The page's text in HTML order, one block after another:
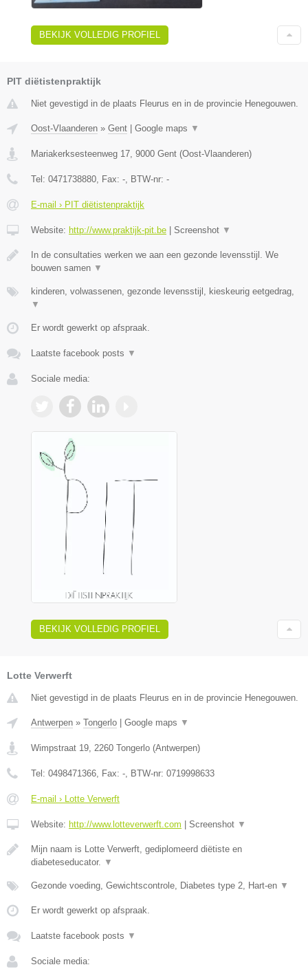
BEKIJK VOLLEDIG PROFIEL
PIT diëtistenpraktijk
Niet gevestigd in de plaats Fleurus en in de provincie Henegouwen.
Oost-Vlaanderen » Gent Google maps ▼
Mariakerksesteenweg 17, 9000 Gent (Oost-Vlaanderen)
Tel: 0471738880, Fax: -, BTW-nr: -
E-mail › PIT diëtistenpraktijk
Website: http://www.praktijk-pit.be Screenshot ▼
In de consultaties werken we aan een gezonde levensstijl. We
bouwen samen ▼
kinderen, volwassenen, gezonde levensstijl, kieskeurig eetgedrag,
▼
Er wordt gewerkt op afspraak.
Laatste facebook posts ▼
Sociale media:
BEKIJK VOLLEDIG PROFIEL
Lotte Verwerft
Niet gevestigd in de plaats Fleurus en in de provincie Henegouwen.
Antwerpen » Tongerlo Google maps ▼
Wimpstraat 19, 2260 Tongerlo (Antwerpen)
Tel: 0498471366, Fax: -, BTW-nr: 0719998633
E-mail › Lotte Verwerft
Website: http://www.lotteverwerft.com Screenshot ▼
Mijn naam is Lotte Verwerft, gediplomeerd diëtiste en
diabeteseducator. ▼
Gezonde voeding, Gewichtscontrole, Diabetes type 2, Hart-en ▼
Er wordt gewerkt op afspraak.
Laatste facebook posts ▼
Sociale media: